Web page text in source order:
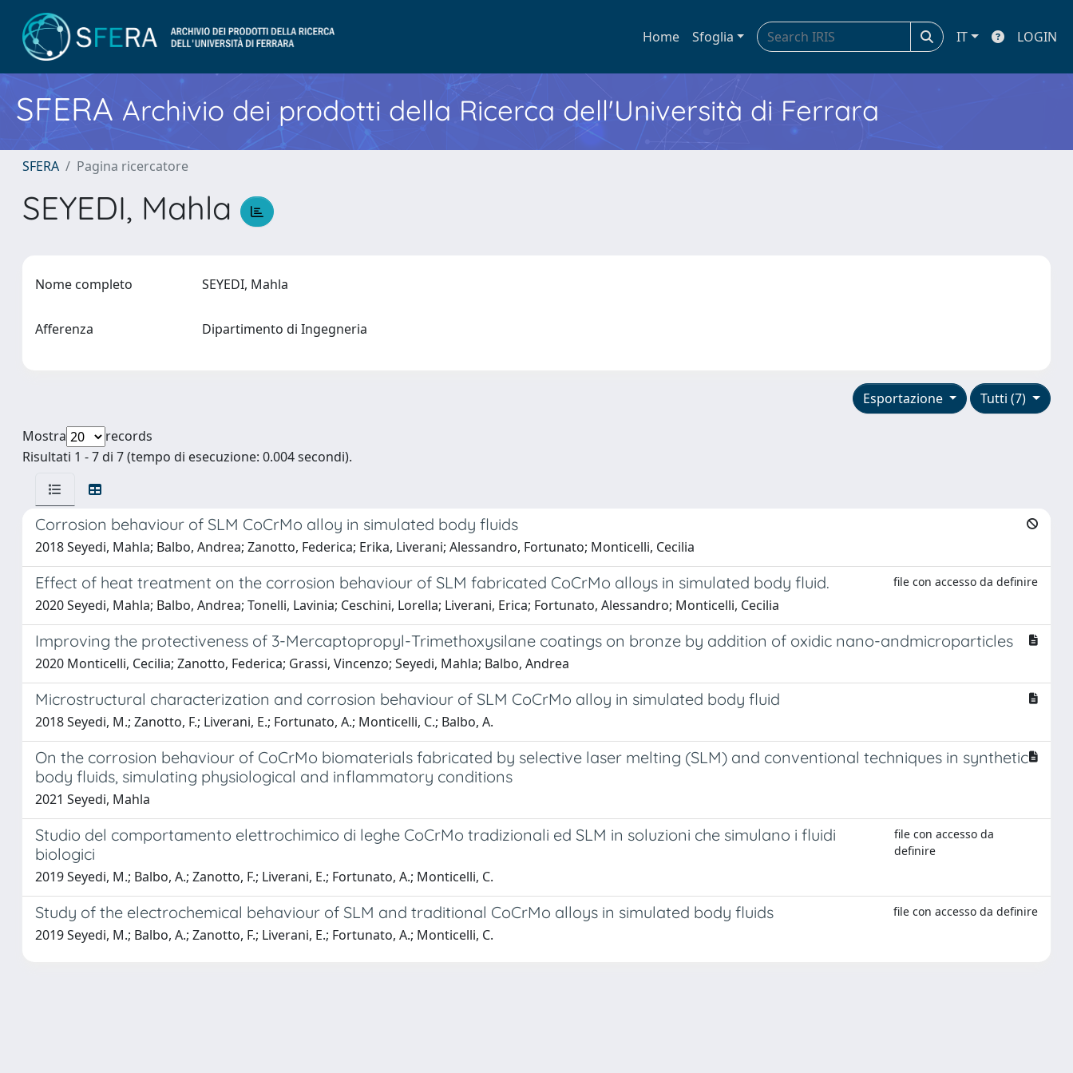
Home Sfoglia IT LOGIN
SFERA Archivio dei prodotti della Ricerca dell'Università di Ferrara
SFERA Pagina ricercatore
SEYEDI, Mahla
Nome completo SEYEDI, Mahla
Afferenza Dipartimento di Ingegneria
Tutti (7)
Esportazione
Mostra
records
Risultati 1 - 7 di 7 (tempo di esecuzione: 0.004 secondi).
Corrosion behaviour of SLM CoCrMo alloy in simulated body fluids
2018 Seyedi, Mahla; Balbo, Andrea; Zanotto, Federica; Erika, Liverani; Alessandro, Fortunato; Monticelli, Cecilia
Effect of heat treatment on the corrosion behaviour of SLM fabricated CoCrMo alloys in simulated body fluid. file con accesso da definire
2020 Seyedi, Mahla; Balbo, Andrea; Tonelli, Lavinia; Ceschini, Lorella; Liverani, Erica; Fortunato, Alessandro; Monticelli, Cecilia
Improving the protectiveness of 3-Mercaptopropyl-Trimethoxysilane coatings on bronze by addition of oxidic nano-andmicroparticles
2020 Monticelli, Cecilia; Zanotto, Federica; Grassi, Vincenzo; Seyedi, Mahla; Balbo, Andrea
Microstructural characterization and corrosion behaviour of SLM CoCrMo alloy in simulated body fluid
2018 Seyedi, M.; Zanotto, F.; Liverani, E.; Fortunato, A.; Monticelli, C.; Balbo, A.
On the corrosion behaviour of CoCrMo biomaterials fabricated by selective laser melting (SLM) and conventional techniques in synthetic
body fluids, simulating physiological and inflammatory conditions
2021 Seyedi, Mahla
Studio del comportamento elettrochimico di leghe CoCrMo tradizionali ed SLM in soluzioni che simulano i fluidi
biologici
file con accesso da
definire
2019 Seyedi, M.; Balbo, A.; Zanotto, F.; Liverani, E.; Fortunato, A.; Monticelli, C.
Study of the electrochemical behaviour of SLM and traditional CoCrMo alloys in simulated body fluids file con accesso da definire
2019 Seyedi, M.; Balbo, A.; Zanotto, F.; Liverani, E.; Fortunato, A.; Monticelli, C.